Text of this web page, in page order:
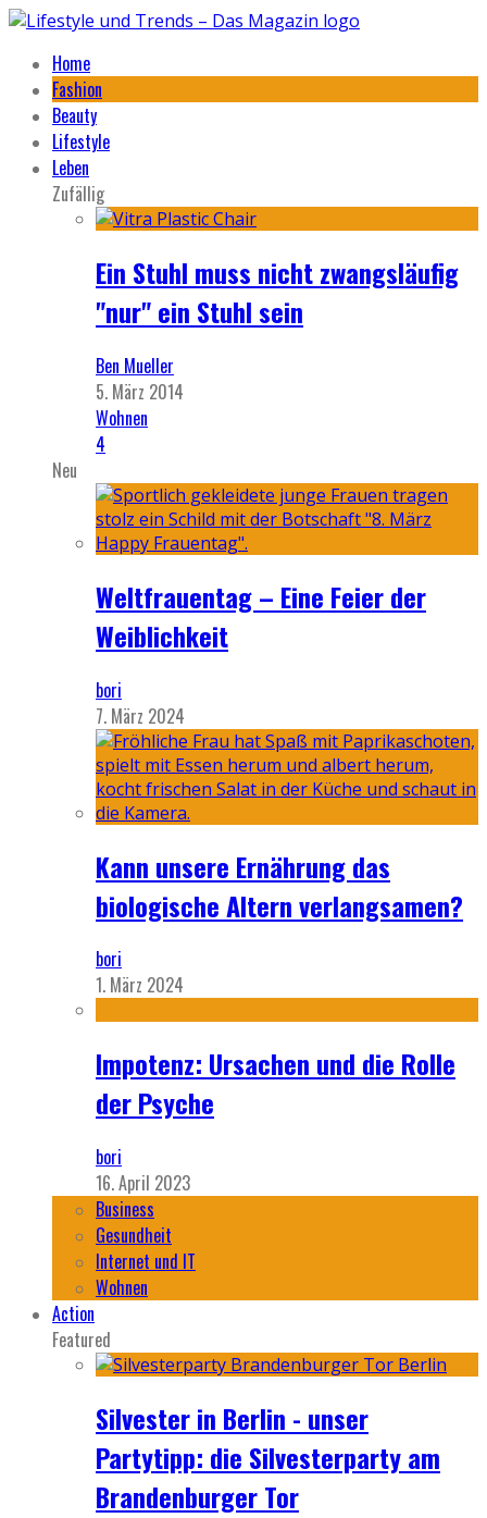
Home
Fashion
Beauty
Lifestyle
Leben
Zufällig
Ein Stuhl muss nicht zwangsläufig
"nur" ein Stuhl sein
Ben Mueller
5. März 2014
Wohnen
4
Neu
Weltfrauentag – Eine Feier der
Weiblichkeit
bori
7. März 2024
Kann unsere Ernährung das
biologische Altern verlangsamen?
bori
1. März 2024
Impotenz: Ursachen und die Rolle
der Psyche
bori
16. April 2023
Business
Gesundheit
Internet und IT
Wohnen
Action
Featured
Silvester in Berlin - unser
Partytipp: die Silvesterparty am
Brandenburger Tor